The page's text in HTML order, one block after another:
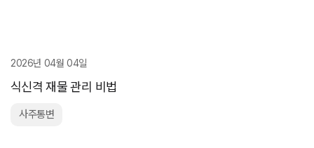
2026년 04월 04일
식신격 재물 관리 비법
사주통변